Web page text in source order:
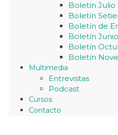
Boletín Julio
Boletín
Boletín de
Boletín
Boletín
Boletín
Multimedia
Entrevistas
Podcast
Cursos
Contacto